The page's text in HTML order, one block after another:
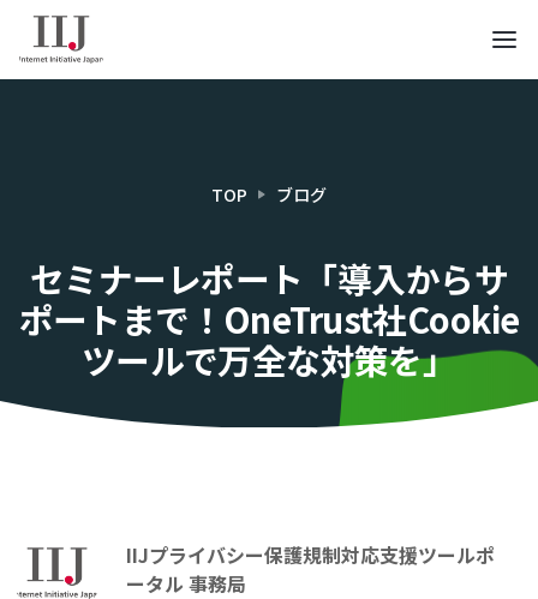
TOP ブログ
セミナーレポート「導入からサ
ポートまで！OneTrust社Cookie
ツールで万全な対策を」
IIJプライバシー保護規制対応支援ツールポ
ータル 事務局